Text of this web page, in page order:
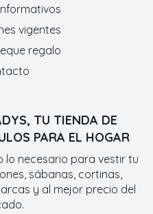
TU TIENDA DE
PARA EL HOGAR
lo necesario para vestir tu
sábanas, cortinas,
y al mejor precio del
vigentes
regalo